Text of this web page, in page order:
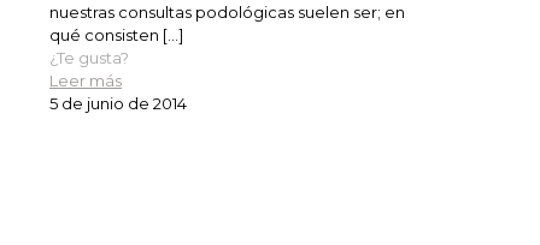
nuestras consultas podológicas suelen ser; en
qué consisten […]
¿Te gusta?
Leer más
5 de junio de 2014